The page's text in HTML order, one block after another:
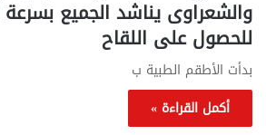
والشعراوى يناشد الجميع
للحصول على اللقاح
بدأت الأطقم الطبية ب
أكمل القراءة »